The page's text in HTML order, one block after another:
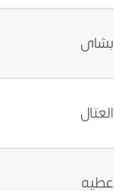
بشاى
العتال
عطيه